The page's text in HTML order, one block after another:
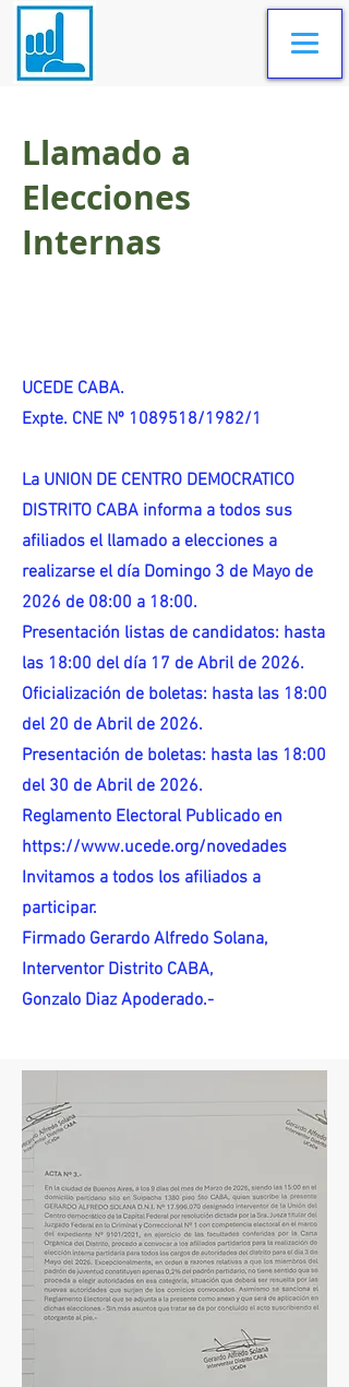
Llamado a
Elecciones
Internas
UCEDE CABA.
Expte. CNE Nº 1089518/1982/1
La UNION DE CENTRO DEMOCRATICO
DISTRITO CABA informa a todos sus
afiliados el llamado a elecciones a
realizarse el día Domingo 3 de Mayo de
2026 de 08:00 a 18:00.
Presentación listas de candidatos: hasta
las 18:00 del día 17 de Abril de 2026.
Oficialización de boletas: hasta las 18:00
del 20 de Abril de 2026.
Presentación de boletas: hasta las 18:00
del 30 de Abril de 2026.
Reglamento Electoral Publicado en
https://www.ucede.org/novedades
Invitamos a todos los afiliados a
participar.
Firmado Gerardo Alfredo Solana,
Interventor Distrito CABA,
Gonzalo Diaz Apoderado.-